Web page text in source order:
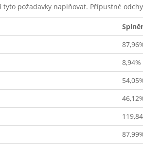
požadavky naplňovat. Přípustné
8,94%